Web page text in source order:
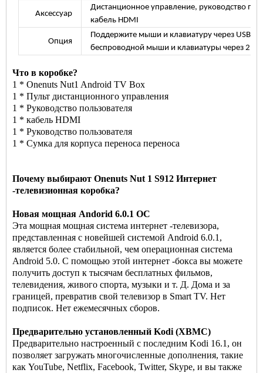
Аксессуар
Дистанционное управление, руководство
кабель HDMI
Опция
Поддержите мыши и клавиатуру через USB
беспроводной мыши и клавиатуры через 2,4
Что в коробке?
1 * Onenuts Nut1 Android TV Box
1 * Пульт дистанционного управления
1 * Руководство пользователя
1 * кабель HDMI
1 * Руководство пользователя
1 * Сумка для корпуса переноса переноса
Почему выбирают Onenuts Nut 1 S912 Интернет
-телевизионная коробка?
Новая мощная Andorid 6.0.1 ОС
Эта мощная мощная система интернет -телевизора,
представленная с новейшей системой Android 6.0.1,
является более стабильной, чем операционная система
Android 5.0. С помощью этой интернет -бокса вы можете
получить доступ к тысячам бесплатных фильмов,
телевидения, живого спорта, музыки и т. Д. Дома и за
границей, превратив свой телевизор в Smart TV. Нет
подписок. Нет ежемесячных сборов.
Предварительно установленный Kodi (XBMC)
Предварительно настроенный с последним Kodi 16.1, он
позволяет загружать многочисленные дополнения, такие
как YouTube, Netflix, Facebook, Twitter, Skype, и вы также